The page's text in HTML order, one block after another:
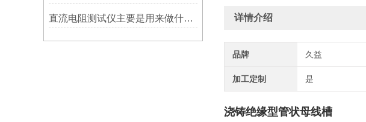
直流电阻测试仪主要是用来做什么试验的？ 详情介绍
品牌 久益
加工定制 是
浇铸绝缘型管状母线槽